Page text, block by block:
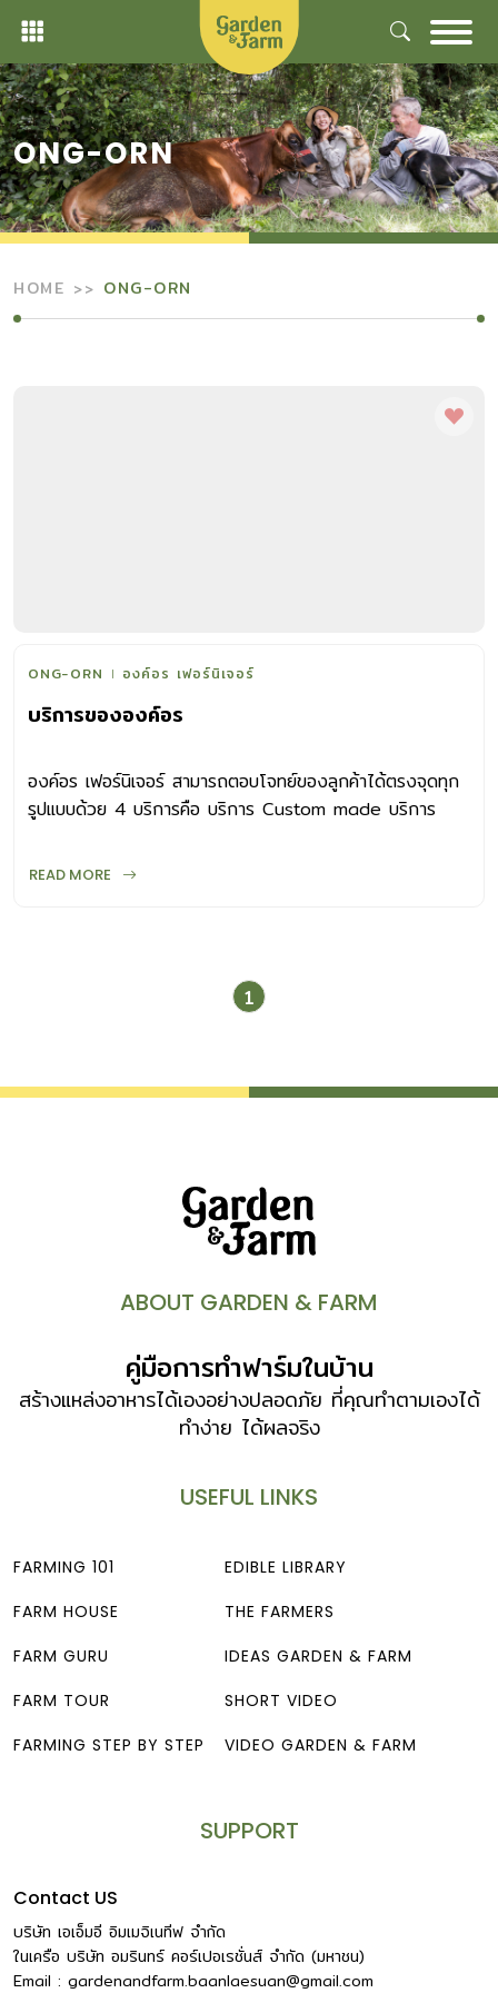
Skip
content
ONG-ORN
HOME ONG-ORN
ONG-ORN องค์อร เฟอร์นิเจอร์
บริการขององค์อร
องค์อร เฟอร์นิเจอร์ สามารถตอบโจทย์ของลูกค้าได้ตรงจุดทุก
รูปแบบด้วย 4 บริการคือ บริการ Custom made บริการ
Furniture for rent
READ MORE
1
ABOUT GARDEN & FARM
คู่มือการทำฟาร์มในบ้าน
สร้างแหล่งอาหารได้เองอย่างปลอดภัย ที่คุณทำตามเองได้
ทำง่าย ได้ผลจริง
USEFUL LINKS
FARMING 101
FARM HOUSE
FARM GURU
FARM TOUR
FARMING STEP BY STEP
EDIBLE LIBRARY
THE FARMERS
IDEAS GARDEN & FARM
SHORT VIDEO
VIDEO GARDEN & FARM
SUPPORT
Contact US
บริษัท เอเอ็มอี อิมเมจิเนทีฟ จำกัด
ในเครือ บริษัท อมรินทร์ คอร์เปอเรชั่นส์ จำกัด (มหาชน)
Email : gardenandfarm.baanlaesuan@gmail.com